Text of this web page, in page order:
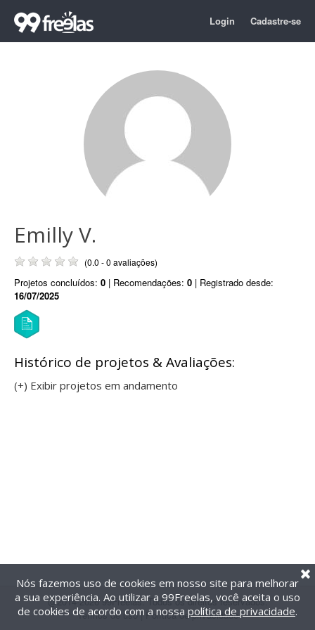
Login Cadastre-se
Emilly V.
(0.0 - 0 avaliações)
Projetos concluídos: 0 | Recomendações: 0 | Registrado desde:
16/07/2025
Histórico de projetos & Avaliações:
(+) Exibir projetos em andamento
@2014-2026 99Freelas. Todos os direitos reservados.
Termos de uso| Política de privacidade
Nós fazemos uso de cookies em nosso site para melhorar
a sua experiência. Ao utilizar a 99Freelas, você aceita o uso
de cookies de acordo com a nossa política de privacidade.